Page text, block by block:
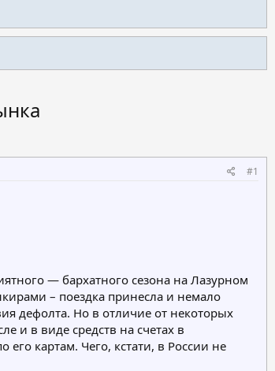
#1
— бархатного сезона на Лазурном
– поездка принесла и немало
дефолта. Но в отличие от некоторых
и в виде средств на счетах в
картам. Чего, кстати, в России не